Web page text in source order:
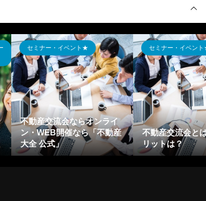
セミナー・イベント★
不動産交流会ならオンライ
ン・WEB開催なら「不動産
大全 公式」
セミナー・イベン
不動産交流会と
リットは？